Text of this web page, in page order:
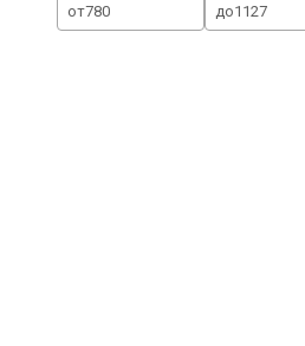
от до